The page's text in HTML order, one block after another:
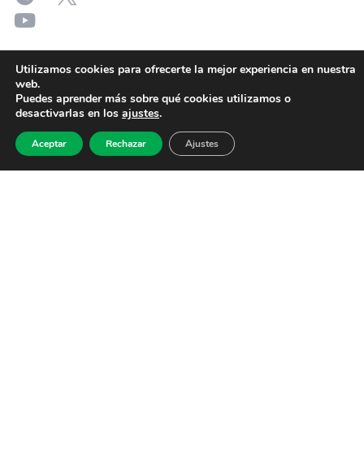
Utilizamos cookies para ofrecerte la mejor experiencia en nuestra
web.
Puedes aprender más sobre qué cookies utilizamos o
desactivarlas en los ajustes.
Aceptar Rechazar Ajustes